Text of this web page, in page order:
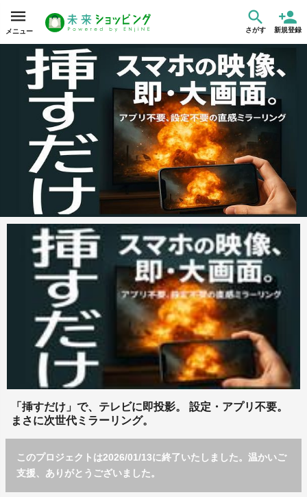
メニュー さがす 新規登録
「挿すだけ」で、テレビに即投影。 設定・アプリ不要。
まさに次世代ミラーリング。
このプロジェクトは2026/01/13に終了いたしました。温かいご
支援、ありがとうございました。